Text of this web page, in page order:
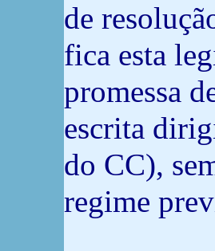
de
fica esta
promessa
escrita
do CC),
regime